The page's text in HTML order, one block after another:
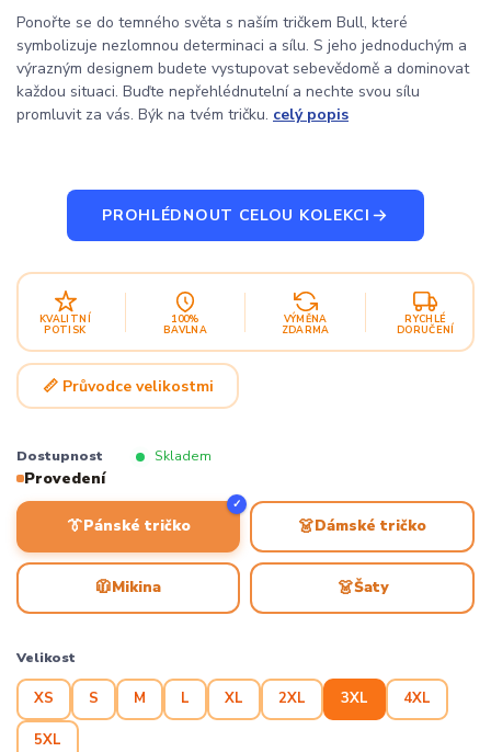
Ponořte se do temného světa s naším tričkem Bull, které
symbolizuje nezlomnou determinaci a sílu. S jeho jednoduchým a
výrazným designem budete vystupovat sebevědomě a dominovat
každou situaci. Buďte nepřehlédnutelní a nechte svou sílu
promluvit za vás. Býk na tvém tričku. celý popis
PROHLÉDNOUT CELOU KOLEKCI
KVALITNÍ
POTISK
100%
BAVLNA
VÝMĚNA
ZDARMA
RYCHLÉ
DORUČENÍ
📏 Průvodce velikostmi
Dostupnost Skladem
Provedení
👔Pánské tričko
✓
👗Dámské tričko
🧥Mikina 👗Šaty
Velikost
XS S M L XL 2XL 3XL 4XL
5XL